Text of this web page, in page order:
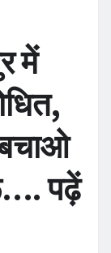
में
पढ़ें